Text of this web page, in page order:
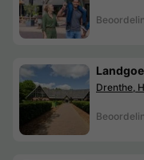
Drenthe,